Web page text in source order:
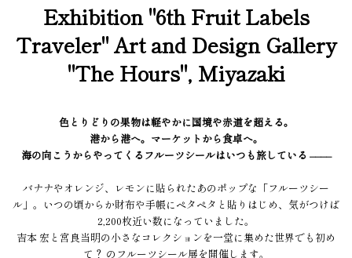
Exhibition "6th Fruit Labels
Traveler" Art and Design Gallery
"The Hours", Miyazaki
色とりどりの果物は軽やかに国境や赤道を超える。
港から港へ。マーケットから食卓へ。
海の向こうからやってくるフルーツシールはいつも旅している ––––
バナナやオレンジ、レモンに貼られたあのポップな「フルーツシー
ル」。いつの頃からか財布や手帳にペタペタと貼りはじめ、気がつけば
2,200枚近い数になっていました。
吉本 宏と宮良当明の小さなコレクションを一堂に集めた世界でも初め
て？ のフルーツシール展を開催します。